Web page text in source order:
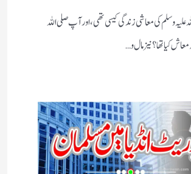
علیہ وسلم کی معاشی زندگی کیسی تھی، اور آپ صلی اللہ
معاش کیا تھا؟ نیز مال و…